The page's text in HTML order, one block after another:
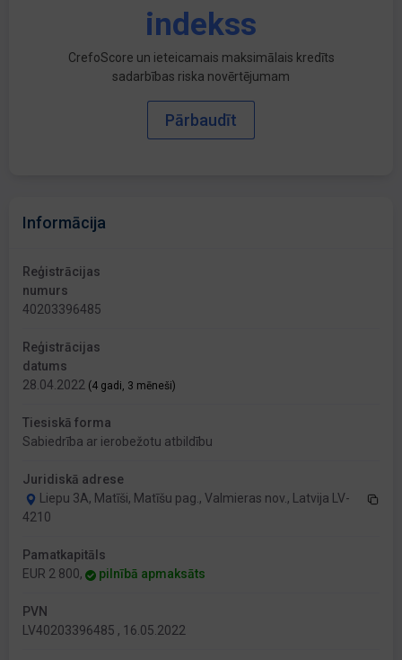
indekss
CrefoScore un ieteicamais maksimālais kredīts
sadarbības riska novērtējumam
Pārbaudīt
Informācija
Reģistrācijas
numurs
40203396485
Reģistrācijas
datums
28.04.2022 (4 gadi, 3 mēneši)
Tiesiskā forma
Sabiedrība ar ierobežotu atbildību
Juridiskā adrese
Liepu 3A, Matīši, Matīšu pag., Valmieras nov., Latvija LV-
4210
Pamatkapitāls
EUR 2 800,
pilnībā apmaksāts
PVN
LV40203396485 , 16.05.2022